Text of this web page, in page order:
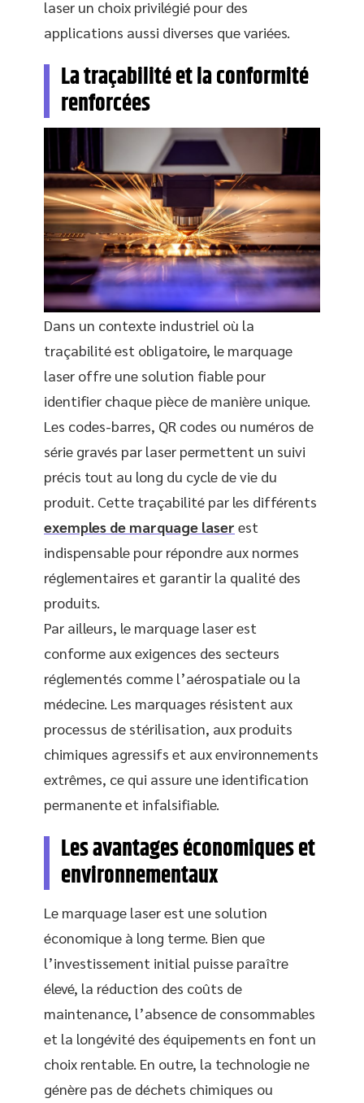
laser un choix privilégié pour des
applications aussi diverses que variées.
La traçabilité et la conformité
renforcées
Dans un contexte industriel où la
traçabilité est obligatoire, le marquage
laser offre une solution fiable pour
identifier chaque pièce de manière unique.
Les codes-barres, QR codes ou numéros de
série gravés par laser permettent un suivi
précis tout au long du cycle de vie du
produit. Cette traçabilité par les différents
exemples de marquage laser est
indispensable pour répondre aux normes
réglementaires et garantir la qualité des
produits.
Par ailleurs, le marquage laser est
conforme aux exigences des secteurs
réglementés comme l’aérospatiale ou la
médecine. Les marquages résistent aux
processus de stérilisation, aux produits
chimiques agressifs et aux environnements
extrêmes, ce qui assure une identification
permanente et infalsifiable.
Les avantages économiques et
environnementaux
Le marquage laser est une solution
économique à long terme. Bien que
l’investissement initial puisse paraître
élevé, la réduction des coûts de
maintenance, l’absence de consommables
et la longévité des équipements en font un
choix rentable. En outre, la technologie ne
génère pas de déchets chimiques ou